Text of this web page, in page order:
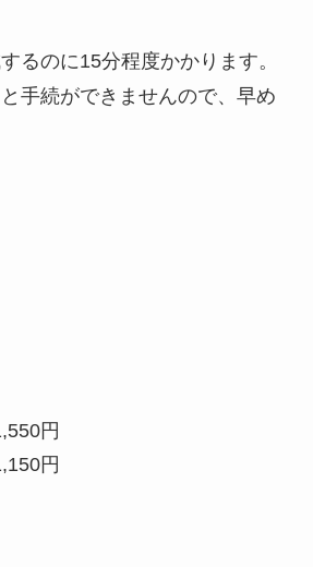
るのに15分程度かかります。
手続ができませんので、早め
円
円